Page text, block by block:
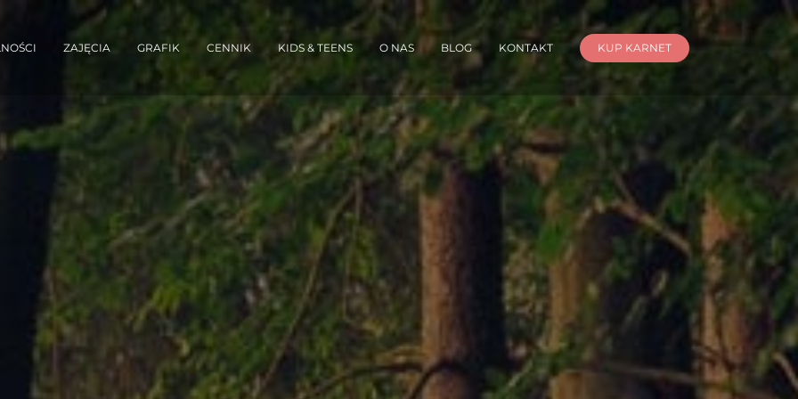
ZAJĘCIA GRAFIK CENNIK KIDS & TEENS O NAS BLOG KONTAKT KUP KARNET